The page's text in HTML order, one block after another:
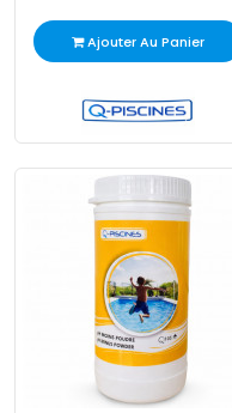
Ajouter Au Panier